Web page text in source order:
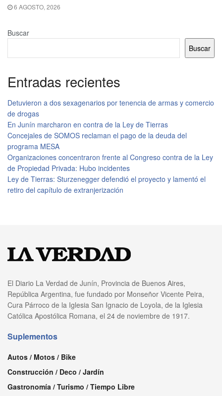
6 AGOSTO, 2026
Buscar
Buscar
Entradas recientes
Detuvieron a dos sexagenarios por tenencia de armas y comercio
de drogas
En Junín marcharon en contra de la Ley de Tierras
Concejales de SOMOS reclaman el pago de la deuda del
programa MESA
Organizaciones concentraron frente al Congreso contra de la Ley
de Propiedad Privada: Hubo incidentes
Ley de Tierras: Sturzenegger defendió el proyecto y lamentó el
retiro del capítulo de extranjerización
El Diario La Verdad de Junín, Provincia de Buenos Aires,
República Argentina, fue fundado por Monseñor Vicente Peira,
Cura Párroco de la Iglesia San Ignacio de Loyola, de la Iglesia
Católica Apostólica Romana, el 24 de noviembre de 1917.
Suplementos
Autos / Motos / Bike
Construcción / Deco / Jardín
Gastronomía / Turismo / Tiempo Libre